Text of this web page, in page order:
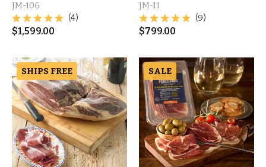
JM-106
(4)
$1,599.00
JM-11
(9)
$799.00
SHIPS FREE SALE